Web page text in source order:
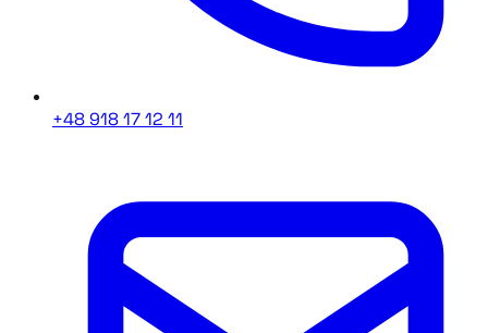
+48 918 17 12 11